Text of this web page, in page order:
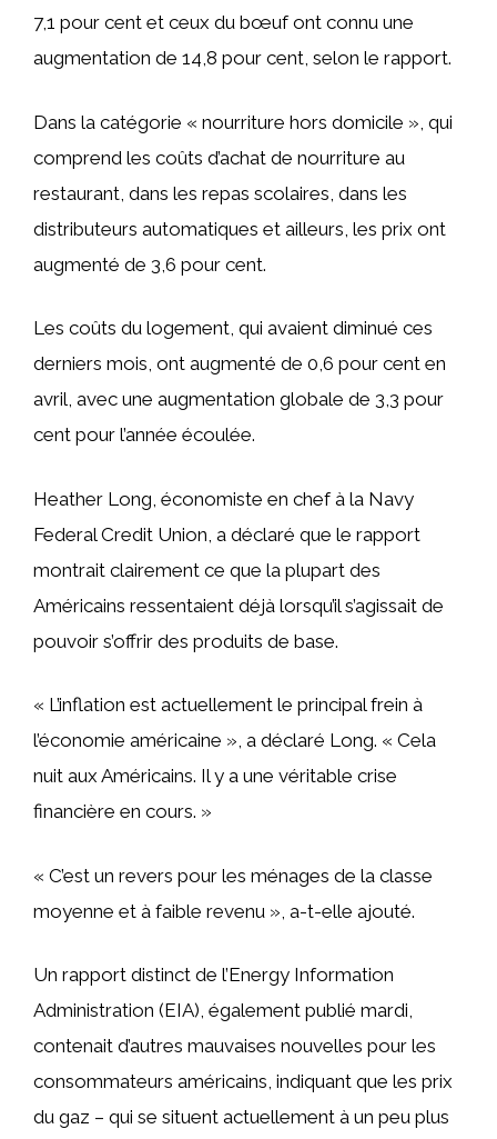
7,1 pour cent et ceux du bœuf ont connu une
augmentation de 14,8 pour cent, selon le rapport.
Dans la catégorie « nourriture hors domicile », qui
comprend les coûts d’achat de nourriture au
restaurant, dans les repas scolaires, dans les
distributeurs automatiques et ailleurs, les prix ont
augmenté de 3,6 pour cent.
Les coûts du logement, qui avaient diminué ces
derniers mois, ont augmenté de 0,6 pour cent en
avril, avec une augmentation globale de 3,3 pour
cent pour l’année écoulée.
Heather Long, économiste en chef à la Navy
Federal Credit Union, a déclaré que le rapport
montrait clairement ce que la plupart des
Américains ressentaient déjà lorsqu’il s’agissait de
pouvoir s’offrir des produits de base.
« L’inflation est actuellement le principal frein à
l’économie américaine », a déclaré Long. « Cela
nuit aux Américains. Il y a une véritable crise
financière en cours. »
« C’est un revers pour les ménages de la classe
moyenne et à faible revenu », a-t-elle ajouté.
Un rapport distinct de l’Energy Information
Administration (EIA), également publié mardi,
contenait d’autres mauvaises nouvelles pour les
consommateurs américains, indiquant que les prix
du gaz – qui se situent actuellement à un peu plus